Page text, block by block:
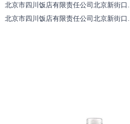
北京市四川饭店有限责任公司北京新街口...
北京市四川饭店有限责任公司北京新街口...